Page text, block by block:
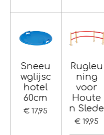
Sneeu
wglijsc
hotel
60cm
€ 17,95
Rugleu
ning
voor
Houte
n Slede
€ 19,95